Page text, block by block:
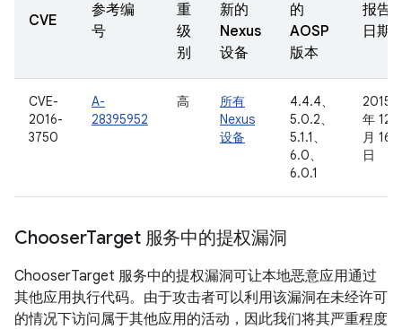
CVE
参考编
号
重
级
别
新的
Nexus
设备
的
AOSP
版本
报告
日期
CVE-
2016-
3750
A-
28395952
高
所有
Nexus
设备
4.4.4、
5.0.2、
5.1.1、
6.0、
6.0.1
2015
年 12
月 16
日
ChooserTarget 服务中的提权漏洞
ChooserTarget 服务中的提权漏洞可让本地恶意应用通过
其他应用执行代码。由于攻击者可以利用该漏洞在未经许可
的情况下访问属于其他应用的活动，因此我们将其严重程度